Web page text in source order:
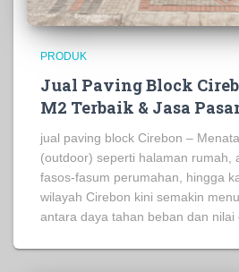
PRODUK
Jual Paving Block
M2 Terbaik & Jasa
jual paving block Cirebon –
(outdoor) seperti halaman rumah,
fasos-fasum perumahan, hingga
wilayah Cirebon kini semakin
antara daya tahan beban dan nilai